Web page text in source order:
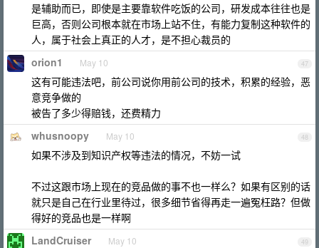
是辅助而已，即使是主要靠软件吃饭的公司，研发成本往往也是
巨高，否则公司根本就在市场上站不住，有能力复制这种软件的
人，属于社会上真正的人才，是不担心裁员的
47
orion1 May 10
这有可能违法吧，前公司说你用前公司的技术，积累的经验，恶
意竞争做的
被告了多少得赔钱，还费精力
48
whusnoopy May 10
如果不涉及到知识产权等违法的情况，不妨一试
不过这跟市场上现在的竞品做的事不也一样么？如果有区别的话
就只是自己在行业里待过，很多细节省得再走一遍冤枉路？但做
得好的竞品也是一样啊
49
LandCruiser May 10